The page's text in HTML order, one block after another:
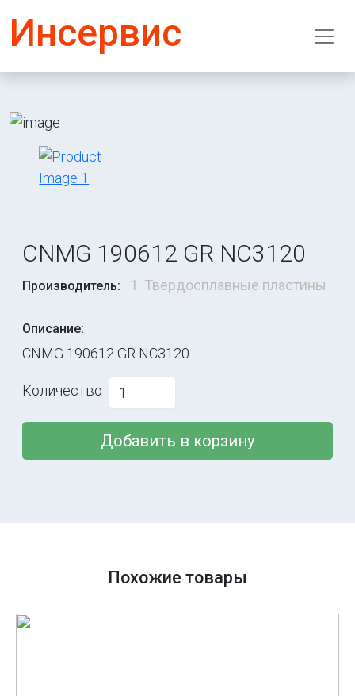
Инсервис
CNMG 190612 GR NC3120
Производитель: 1. Твердосплавные пластины
Описание:
CNMG 190612 GR NC3120
Количество
Добавить в корзину
Похожие товары